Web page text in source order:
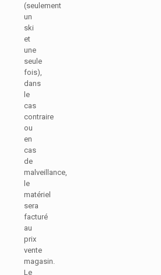
(seulement
un
ski
et
une
seule
fois),
dans
le
cas
contraire
ou
en
cas
de
malveillance,
le
matériel
sera
facturé
au
prix
vente
magasin.
Le